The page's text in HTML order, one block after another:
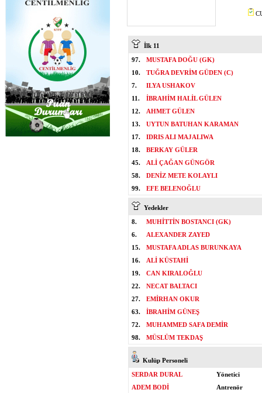
İlk 11
97.
MUSTAFA DOĞU (GK)
10.
TUĞRA DEVRİM GÜDEN (C)
7.
ILYA USHAKOV
11.
İBRAHİM HALİL GÜLEN
12.
AHMET GÜLEN
13.
UYTUN BATUHAN KARAMAN
17.
IDRIS ALI MAJALIWA
18.
BERKAY GÜLER
45.
ALİ ÇAĞAN GÜNGÖR
58.
DENİZ METE KOLAYLI
99.
EFE BELENOĞLU
Yedekler
8.
MUHİTTİN BOSTANCI (GK)
6.
ALEXANDER ZAYED
15.
MUSTAFA ADLAS BURUNKAYA
16.
ALİ KÜSTAHİ
19.
CAN KIRALOĞLU
22.
NECAT BALTACI
27.
EMİRHAN OKUR
63.
İBRAHİM GÜNEŞ
72.
MUHAMMED SAFA DEMİR
98.
MÜSLÜM TEKDAŞ
Kulüp Personeli
SERDAR DURAL
Yönetici
ADEM BODİ
Antrenör